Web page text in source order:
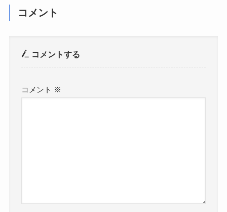
コメント
コメントする
コメント ※